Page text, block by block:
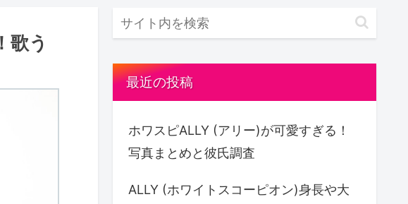
歌う
最近の投稿
ホワスピALLY (アリー)が可愛すぎる！
写真まとめと彼氏調査
ALLY (ホワイトスコーピオン)身長や大